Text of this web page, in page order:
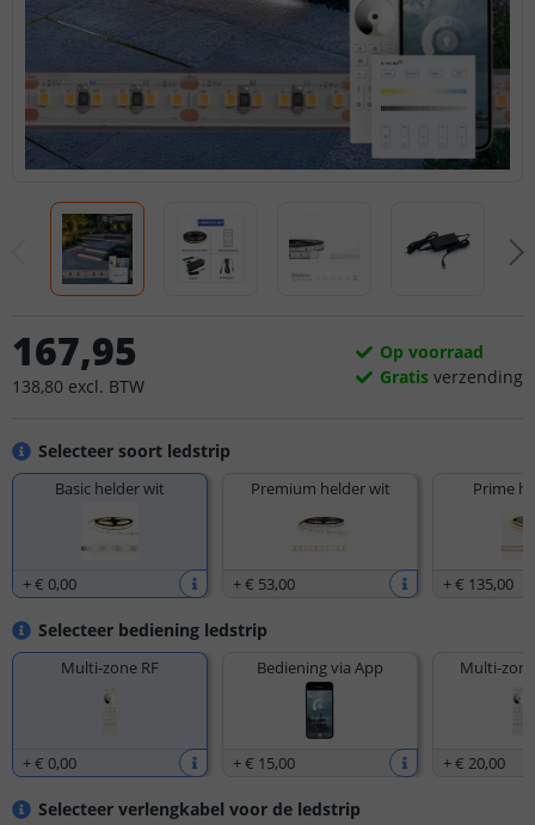
Selecteer soort ledstrip
Basic helder wit
+€ 0,00
Premium helder wit
+€ 53,00
Prime
+€ 135,00
Selecteer bediening ledstrip
Multi-zone RF
+€ 0,00
Bediening via App
+€ 15,00
Multi-
+€ 20,00
Selecteer verlengkabel voor de ledstrip
167,95
138,80 excl. BTW
Op voorraad
Gratis verzending